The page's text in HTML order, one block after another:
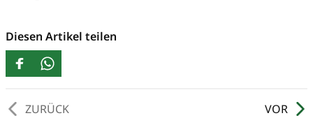
Diesen Artikel teilen
VOR
ZURÜCK